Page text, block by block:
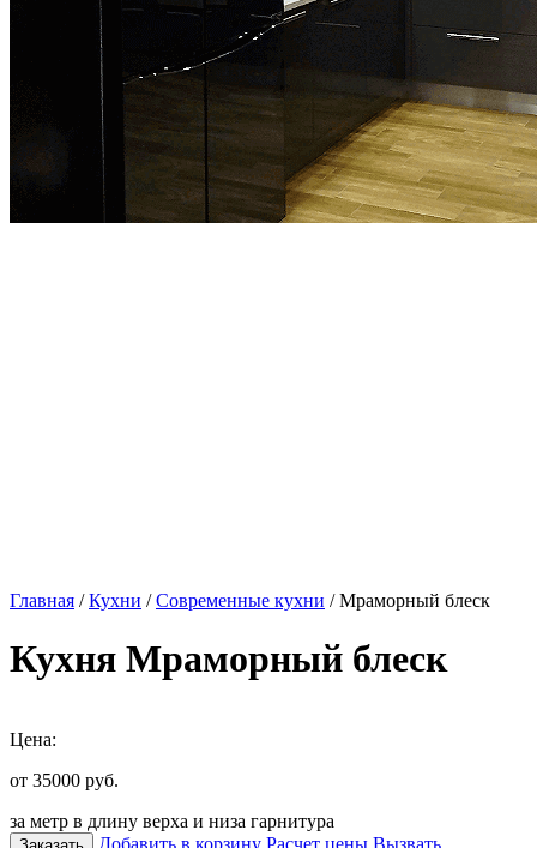
Главная /Кухни /Современные кухни / Мраморный блеск
Кухня Мраморный блеск
Цена:
от 35000 руб.
за метр в длину верха и низа гарнитура
Добавить в корзину Расчет цены Вызвать